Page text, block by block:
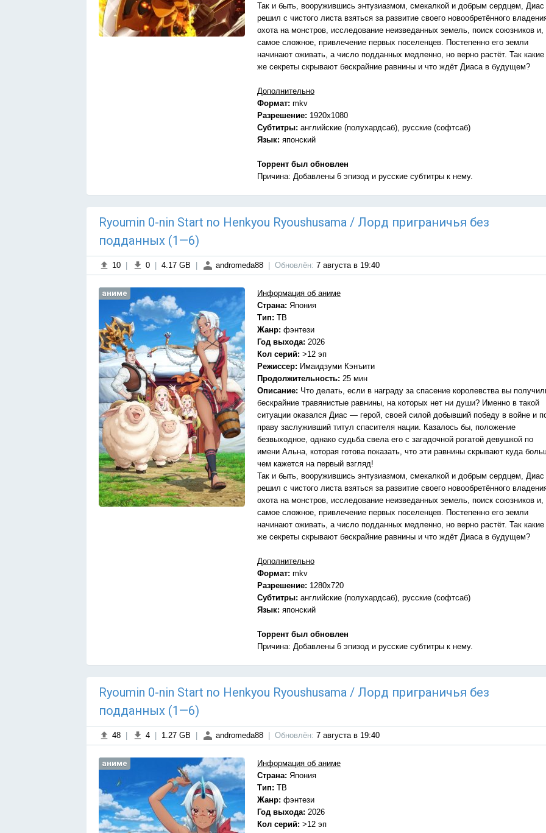
Так и быть, вооружившись энтузиазмом, смекалкой и добрым сердцем, Диас
решил с чистого листа взяться за развитие своего новообретённого
охота на монстров, исследование неизведанных земель, поиск союзников и,
самое сложное, привлечение первых поселенцев. Постепенно его земли
начинают оживать, а число подданных медленно, но верно растёт. Так какие
же секреты скрывают бескрайние равнины и что ждёт Диаса в будущем?
Дополнительно
Формат: mkv
Разрешение: 1920x1080
Субтитры: английские (полухардсаб), русские (софтсаб)
Язык: японский
Торрент был обновлен
Причина: Добавлены 6 эпизод и русские субтитры к нему.
Ryoumin 0-nin Start no Henkyou Ryoushusama / Лорд приграничья без
подданных (1—6)
10 0 4.17 GB andromeda88 Обновлён: 7 августа в 19:40
аниме
Информация об аниме
Страна: Япония
Тип: ТВ
Жанр: фэнтези
Год выхода: 2026
Кол серий: >12 эп
Режиссер: Имаидзуми Кэнъити
Продолжительность: 25 мин
Описание: Что делать, если в награду за спасение королевства вы
бескрайние травянистые равнины, на которых нет ни души? Именно в такой
ситуации оказался Диас — герой, своей силой добывший победу в войне и
праву заслуживший титул спасителя нации. Казалось бы, положение
безвыходное, однако судьба свела его с загадочной рогатой девушкой по
имени Альна, которая готова показать, что эти равнины скрывают куда
чем кажется на первый взгляд!
Так и быть, вооружившись энтузиазмом, смекалкой и добрым сердцем, Диас
решил с чистого листа взяться за развитие своего новообретённого
охота на монстров, исследование неизведанных земель, поиск союзников и,
самое сложное, привлечение первых поселенцев. Постепенно его земли
начинают оживать, а число подданных медленно, но верно растёт. Так какие
же секреты скрывают бескрайние равнины и что ждёт Диаса в будущем?
Дополнительно
Формат: mkv
Разрешение: 1280x720
Субтитры: английские (полухардсаб), русские (софтсаб)
Язык: японский
Торрент был обновлен
Причина: Добавлены 6 эпизод и русские субтитры к нему.
Ryoumin 0-nin Start no Henkyou Ryoushusama / Лорд приграничья без
подданных (1—6)
48 4 1.27 GB andromeda88 Обновлён: 7 августа в 19:40
аниме
Информация об аниме
Страна: Япония
Тип: ТВ
Жанр: фэнтези
Год выхода: 2026
Кол серий: >12 эп